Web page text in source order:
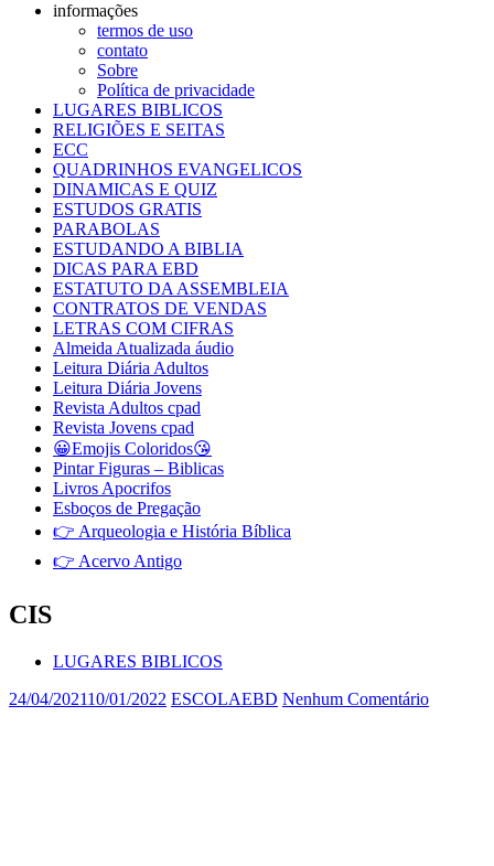
informações
termos de uso
contato
Sobre
Política de privacidade
LUGARES BIBLICOS
RELIGIÕES E SEITAS
ECC
QUADRINHOS EVANGELICOS
DINAMICAS E QUIZ
ESTUDOS GRATIS
PARABOLAS
ESTUDANDO A BIBLIA
DICAS PARA EBD
ESTATUTO DA ASSEMBLEIA
CONTRATOS DE VENDAS
LETRAS COM CIFRAS
Almeida Atualizada áudio
Leitura Diária Adultos
Leitura Diária Jovens
Revista Adultos cpad
Revista Jovens cpad
😀Emojis Coloridos😘
Pintar Figuras – Biblicas
Livros Apocrifos
Esboços de Pregação
👉 Arqueologia e História Bíblica
👉 Acervo Antigo
CIS
LUGARES BIBLICOS
24/04/202110/01/2022 ESCOLAEBD Nenhum Comentário